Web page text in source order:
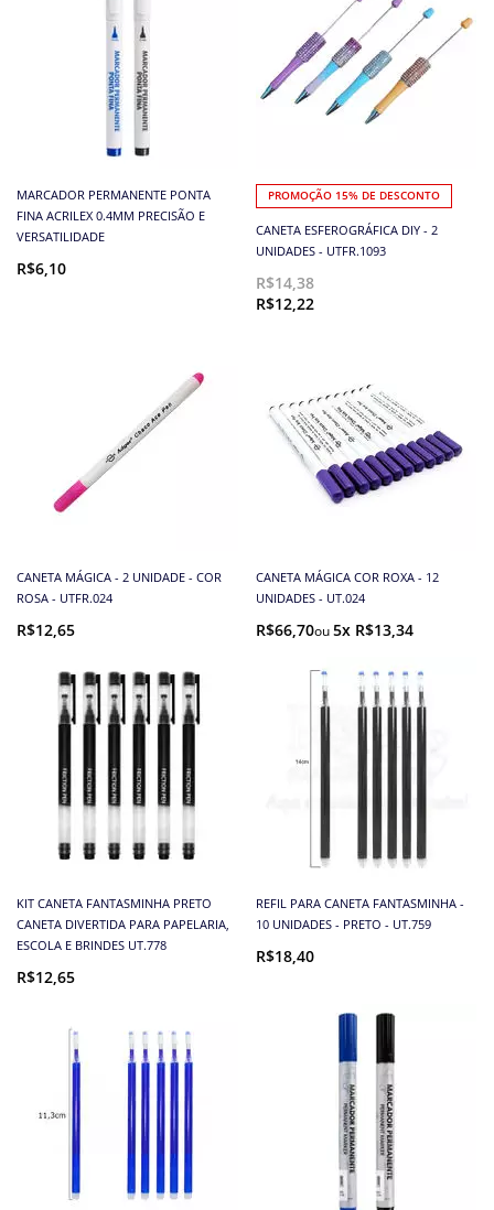
MARCADOR PERMANENTE PONTA
FINA ACRILEX 0.4MM PRECISÃO E
VERSATILIDADE
R$6,10
PROMOÇÃO 15% DE DESCONTO
CANETA ESFEROGRÁFICA DIY - 2
UNIDADES - UTFR.1093
R$14,38
R$12,22
CANETA MÁGICA - 2 UNIDADE - COR
ROSA - UTFR.024
R$12,65
CANETA MÁGICA COR ROXA - 12
UNIDADES - UT.024
R$66,70 5x R$13,34
KIT CANETA FANTASMINHA PRETO
CANETA DIVERTIDA PARA PAPELARIA,
ESCOLA E BRINDES UT.778
R$12,65
REFIL PARA CANETA FANTASMINHA -
10 UNIDADES - PRETO - UT.759
R$18,40